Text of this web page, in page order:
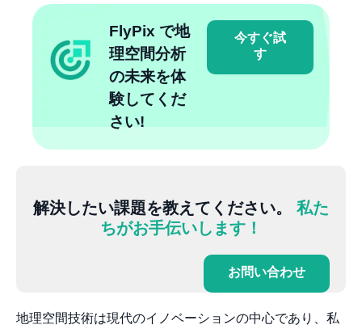
FlyPix で地
理空間分析
の未来を体
験してくだ
さい!
今すぐ試
す
解決したい課題を教えてください。 私た
ちがお手伝いします！
お問い合わせ
地理空間技術は現代のイノベーションの中心であり、私